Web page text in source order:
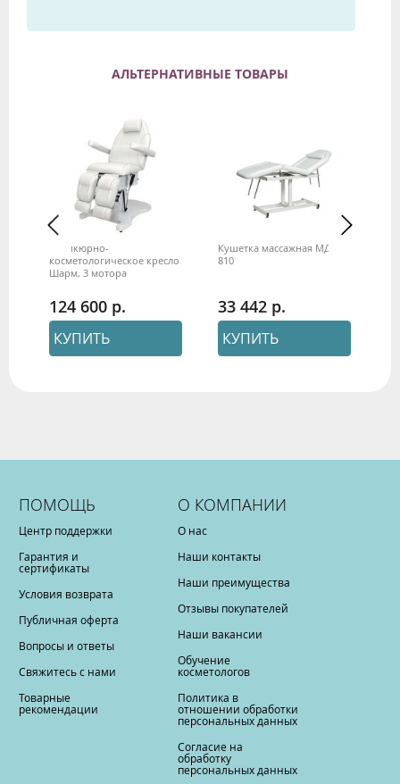
АЛЬТЕРНАТИВНЫЕ ТОВАРЫ
Педикюрно-
косметологическое кресло
Шарм, 3 мотора
124 600
КУПИТЬ
Кушетка массажная МД -
810
33 442
КУПИТЬ
ПОМОЩЬ
Центр поддержки
Гарантия и
сертификаты
Условия возврата
Публичная оферта
Вопросы и ответы
Свяжитесь с нами
Товарные
рекомендации
О КОМПАНИИ
О нас
Наши контакты
Наши преимущества
Отзывы покупателей
Наши вакансии
Обучение
косметологов
Политика в
отношении обработки
персональных данных
Согласие на
обработку
персональных данных